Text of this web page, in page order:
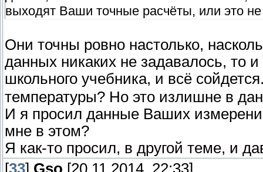
выходят Ваши точные расчёты, или это
Они точны ровно настолько,
данных никаких не задавалось, то
школьного учебника, и всё
температуры? Но это излишне в
И я просил данные Ваших
мне в этом?
Я как-то просил, в другой теме, и
[33] Gso [20.11.2014, 22:33]